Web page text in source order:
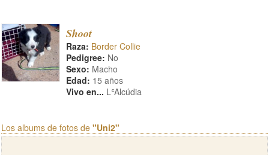
Shoot
Raza: Border Collie
Pedigree: No
Sexo: Macho
Edad: 15 años
Vivo en... LʿAlcúdia
Los albums de fotos de "Uni2"